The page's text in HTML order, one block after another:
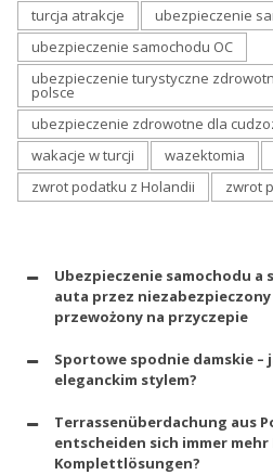
turcja atrakcje
ubezpieczenie
ubezpieczenie samochodu OC
ubezpieczenie turystyczne
polsce
ubezpieczenie zdrowotne dla
wakacje w turcji
wazektomia
zwrot podatku z Holandii
zwrot
Ubezpieczenie samochodu a
auta przez
przewożony na przyczepie
Sportowe spodnie damskie –
eleganckim stylem?
Terrassenüberdachung aus
entscheiden sich immer
Komplettlösungen?